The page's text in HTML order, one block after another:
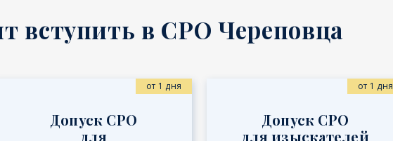
вступить в СРО Череповца
от 1 дня
Допуск СРО
для
от 1 дня
Допуск СРО
для изыскателей